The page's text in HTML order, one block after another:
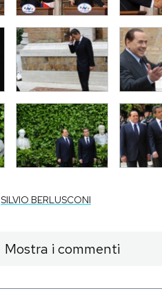
SILVIO BERLUSCONI
Mostra i commenti